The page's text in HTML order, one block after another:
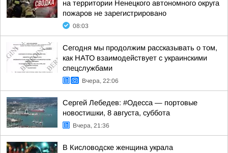
на территории Ненецкого автономного округа
пожаров не зарегистрировано
08:03
Сегодня мы продолжим рассказывать о том,
как НАТО взаимодействует с украинскими
спецслужбами
Вчера, 22:06
Сергей Лебедев: #Одесса — портовые
новостишки, 8 августа, суббота
Вчера, 21:36
В Кисловодске женщина украла